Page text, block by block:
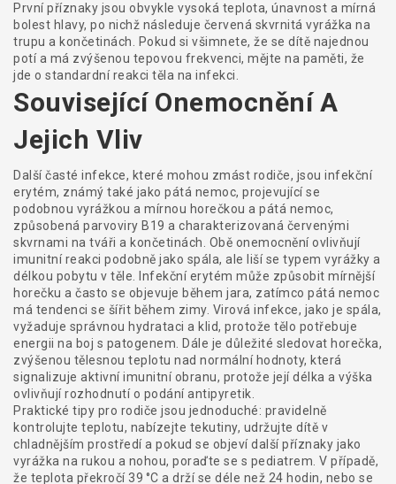
První příznaky jsou obvykle vysoká teplota, únavnost a mírná
bolest hlavy, po nichž následuje červená skvrnitá vyrážka na
trupu a končetinách. Pokud si všimnete, že se dítě najednou
potí a má zvýšenou tepovou frekvenci, mějte na paměti, že
jde o standardní reakci těla na infekci.
Související Onemocnění A
Jejich Vliv
Další časté infekce, které mohou zmást rodiče, jsou infekční
erytém, známý také jako pátá nemoc, projevující se
podobnou vyrážkou a mírnou horečkou a pátá nemoc,
způsobená parvoviry B19 a charakterizovaná červenými
skvrnami na tváři a končetinách . Obě onemocnění ovlivňují
imunitní reakci podobně jako spála, ale liší se typem vyrážky a
délkou pobytu v těle. Infekční erytém může způsobit mírnější
horečku a často se objevuje během jara, zatímco pátá nemoc
má tendenci se šířit během zimy. Virová infekce, jako je spála,
vyžaduje správnou hydrataci a klid, protože tělo potřebuje
energii na boj s patogenem. Dále je důležité sledovat horečka,
zvýšenou tělesnou teplotu nad normální hodnoty, která
signalizuje aktivní imunitní obranu, protože její délka a výška
ovlivňují rozhodnutí o podání antipyretik.
Praktické tipy pro rodiče jsou jednoduché: pravidelně
kontrolujte teplotu, nabízejte tekutiny, udržujte dítě v
chladnějším prostředí a pokud se objeví další příznaky jako
vyrážka na rukou a nohou, poraďte se s pediatrem. V případě,
že teplota překročí 39 °C a drží se déle než 24 hodin, nebo se